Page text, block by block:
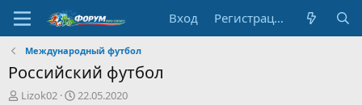
Вход Регистрация
Международный футбол
Российский футбол
АLizok02
Д
22.05.2020